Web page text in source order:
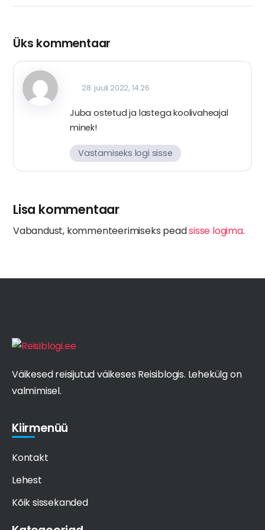
Üks kommentaar
28. juuli 2022, 14.26
Juba ostetud ja lastega koolivaheajal
minek!
Vastamiseks logi sisse
Lisa kommentaar
Vabandust, kommenteerimiseks peadsisse logima.
Väikesed reisijutud väikeses Reisiblogis. Lehekülg on
valmimisel.
Kiirmenüü
Kontakt
Lehest
Kõik sissekanded